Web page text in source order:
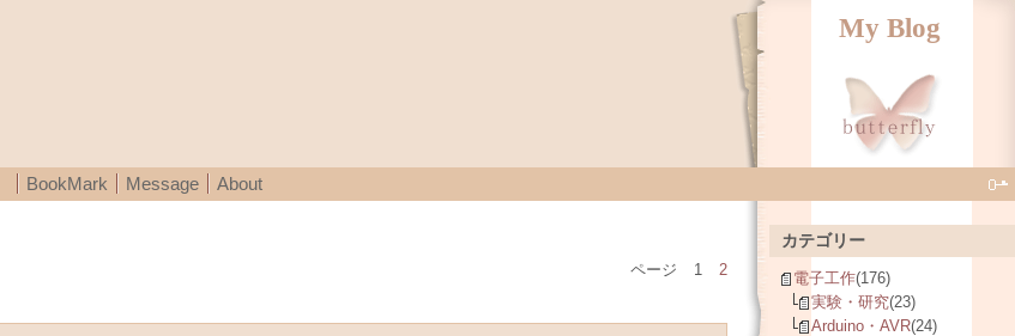
My Blog
BookMark Message About
ページ
1
2
カテゴリー
電子工作(176)
実験・研究(23)
Arduino・AVR(24)